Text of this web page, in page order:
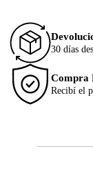
30 días
Compra
Recibí el